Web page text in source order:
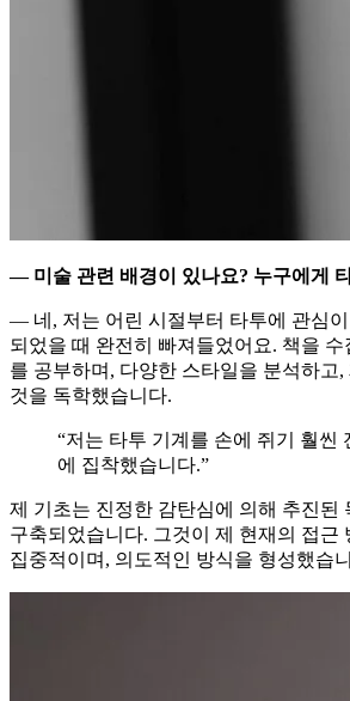
— 미술 관련 배경이 있나요? 누구에게
— 네, 저는 어린 시절부터 타투에 관심
되었을 때 완전히 빠져들었어요. 책을
를 공부하며, 다양한 스타일을 분석하고
것을 독학했습니다.
“저는 타투 기계를 손에 쥐기 훨씬
에 집착했습니다.”
제 기초는 진정한 감탄심에 의해 추진된
구축되었습니다. 그것이 제 현재의 접근
집중적이며, 의도적인 방식을 형성했습